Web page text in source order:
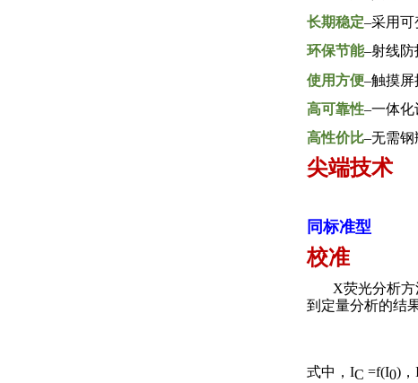
长期稳定–采用可
环保节能–射线防
使用方便–触摸屏
高可靠性–一体化
高性价比–无需钢
尖端技术
同标准型
校准
X荧光分析方
到定量分析的结
式中， IC =f(I0) ，